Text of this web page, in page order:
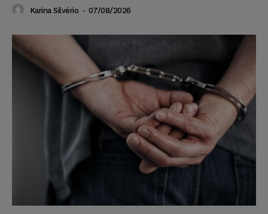
Karina Silvério - 07/08/2026